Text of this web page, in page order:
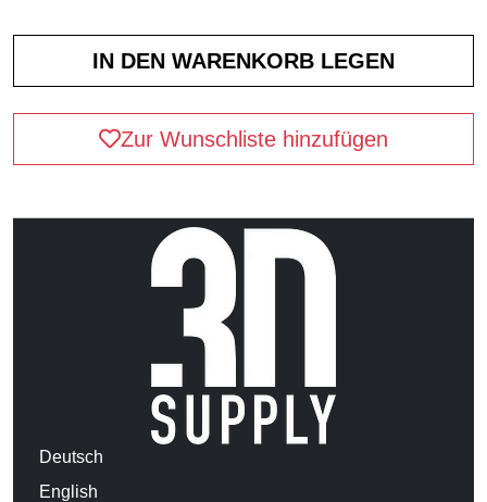
Zur Wunschliste hinzufügen
Deutsch
English